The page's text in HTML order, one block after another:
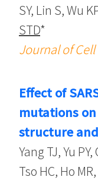
SY, Lin S, Wu
STD*
Journal of
Effect of
mutations
structure
Yang TJ, Yu
Tso HC, Ho